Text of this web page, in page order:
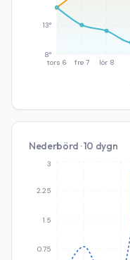
tors 6 fre 7 lör 8
8°
13°
Nederbörd · 10 dygn
0.75
1.5
2.25
3